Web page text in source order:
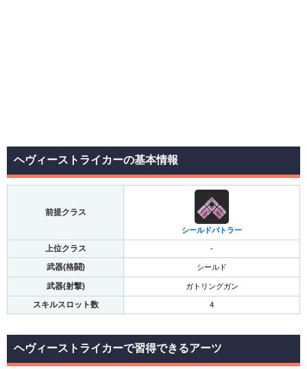
ヘヴィーストライカーの基本情報
前提クラス
シールドバトラー
上位クラス -
武器(格闘) シールド
武器(射撃) ガトリングガン
スキルスロット数 4
ヘヴィーストライカーで習得できるアーツ